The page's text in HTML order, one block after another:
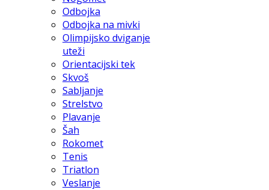
Odbojka
Odbojka na mivki
Olimpijsko dviganje
uteži
Orientacijski tek
Skvoš
Sabljanje
Strelstvo
Plavanje
Šah
Rokomet
Tenis
Triatlon
Veslanje